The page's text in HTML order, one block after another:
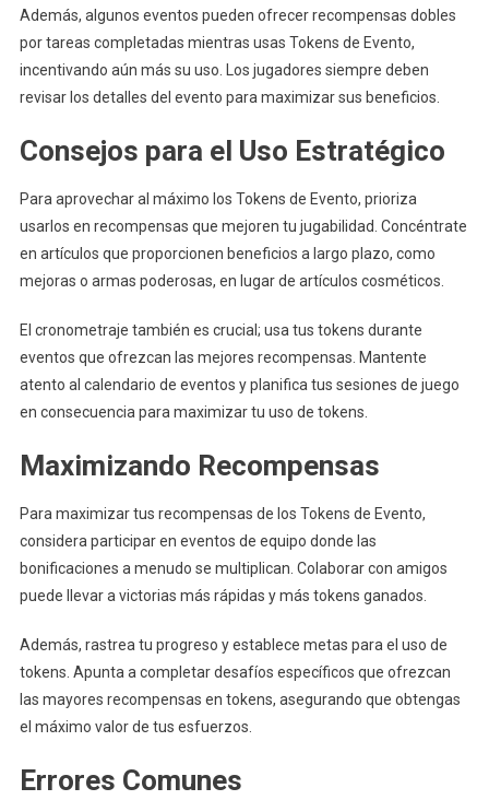
Además, algunos eventos pueden ofrecer recompensas dobles
por tareas completadas mientras usas Tokens de Evento,
incentivando aún más su uso. Los jugadores siempre deben
revisar los detalles del evento para maximizar sus beneficios.
Consejos para el Uso Estratégico
Para aprovechar al máximo los Tokens de Evento, prioriza
usarlos en recompensas que mejoren tu jugabilidad. Concéntrate
en artículos que proporcionen beneficios a largo plazo, como
mejoras o armas poderosas, en lugar de artículos cosméticos.
El cronometraje también es crucial; usa tus tokens durante
eventos que ofrezcan las mejores recompensas. Mantente
atento al calendario de eventos y planifica tus sesiones de juego
en consecuencia para maximizar tu uso de tokens.
Maximizando Recompensas
Para maximizar tus recompensas de los Tokens de Evento,
considera participar en eventos de equipo donde las
bonificaciones a menudo se multiplican. Colaborar con amigos
puede llevar a victorias más rápidas y más tokens ganados.
Además, rastrea tu progreso y establece metas para el uso de
tokens. Apunta a completar desafíos específicos que ofrezcan
las mayores recompensas en tokens, asegurando que obtengas
el máximo valor de tus esfuerzos.
Errores Comunes